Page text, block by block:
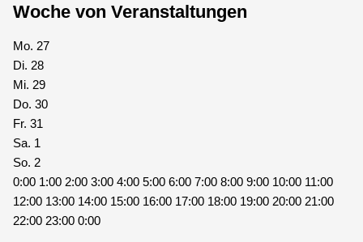
Woche von Veranstaltungen
Mo. 27
Di. 28
Mi. 29
Do. 30
Fr. 31
Sa. 1
So. 2
0:00 1:00 2:00 3:00 4:00 5:00 6:00 7:00 8:00 9:00 10:00 11:00
12:00 13:00 14:00 15:00 16:00 17:00 18:00 19:00 20:00 21:00
22:00 23:00 0:00